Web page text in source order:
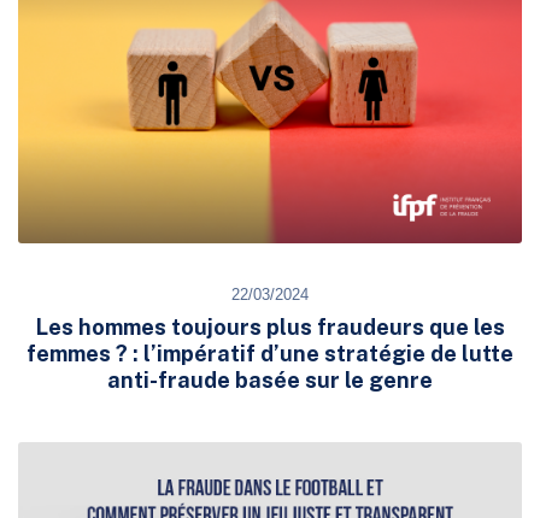
22/03/2024
Les hommes toujours plus fraudeurs que les
femmes ? : l’impératif d’une stratégie de lutte
anti-fraude basée sur le genre